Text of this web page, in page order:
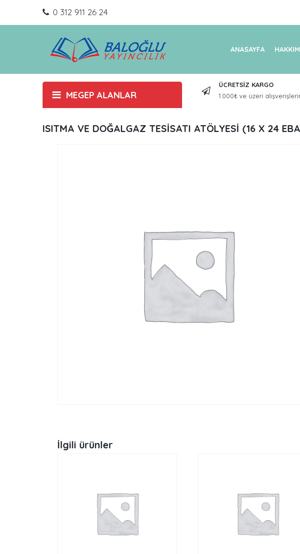
0 312 911 26 24
ANASAYFA
MEGEP ALANLAR
ÜCRETSİZ KARGO
1.000₺ ve üzeri
ISITMA VE DOĞALGAZ TESİSATI ATÖLYESİ (16 X 24
İlgili ürünler